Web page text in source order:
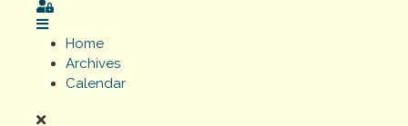
Sign In
Home
Archives
Calendar